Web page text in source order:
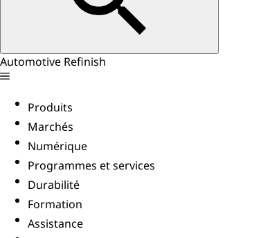
Automotive Refinish
Produits
Marchés
Numérique
Programmes et services
Durabilité
Formation
Assistance